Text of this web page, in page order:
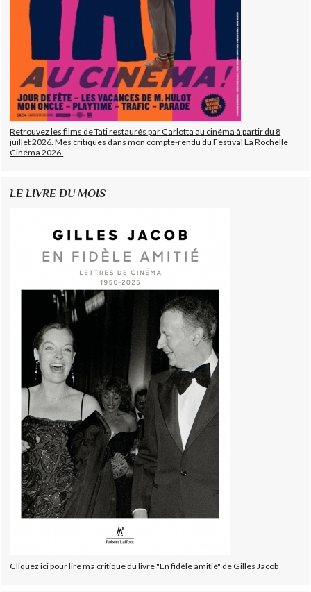
Retrouvez les films de Tati restaurés par Carlotta au cinéma à partir du 8
juillet 2026. Mes critiques dans mon compte-rendu du Festival La Rochelle
Cinéma 2026.
LE LIVRE DU MOIS
Cliquez ici pour lire ma critique du livre "En fidèle amitié" de Gilles Jacob